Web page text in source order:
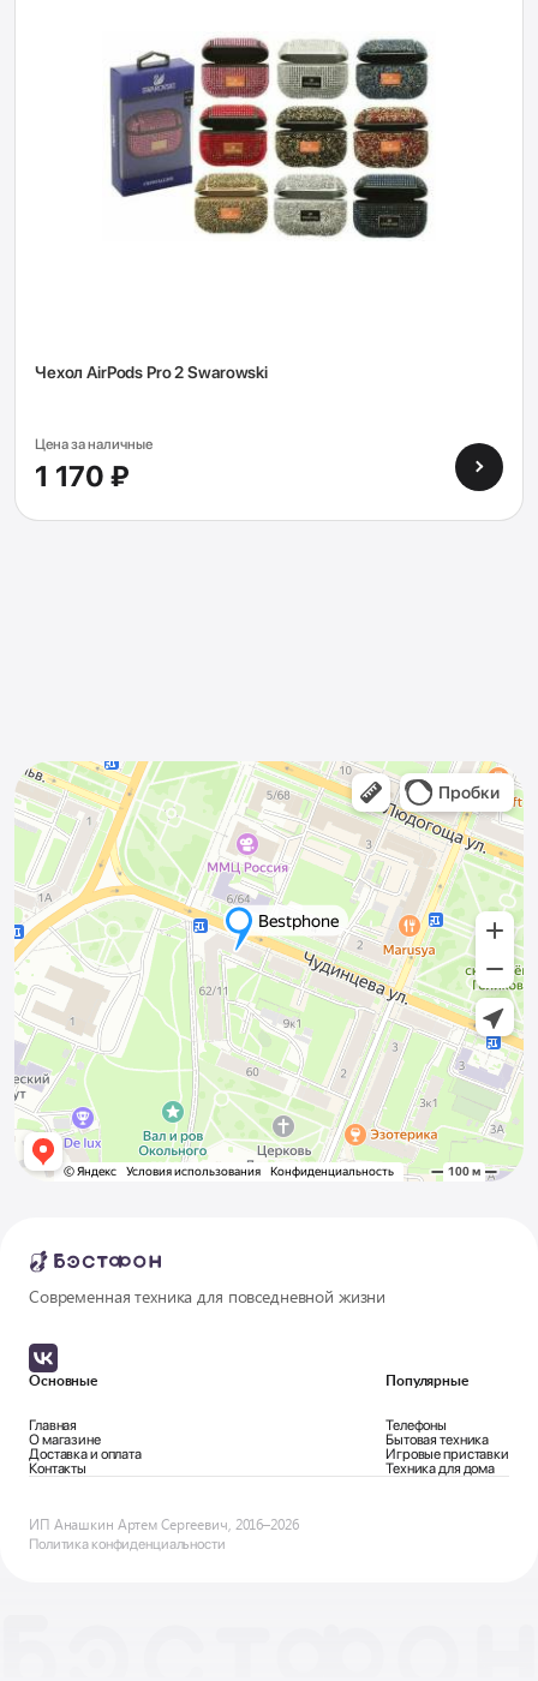
Чехол AirPods Pro 2 Swarowski
Цена за наличные
1 170 ₽
Современная техника для повседневной жизни
Основные
Главная
О магазине
Доставка и оплата
Контакты
Популярные
Телефоны
Бытовая техника
Игровые приставки
Техника для дома
ИП Анашкин Артем Сергеевич, 2016–2026
Политика конфиденциальности